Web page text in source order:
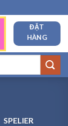
ĐẶT
HÀNG
SPELIER